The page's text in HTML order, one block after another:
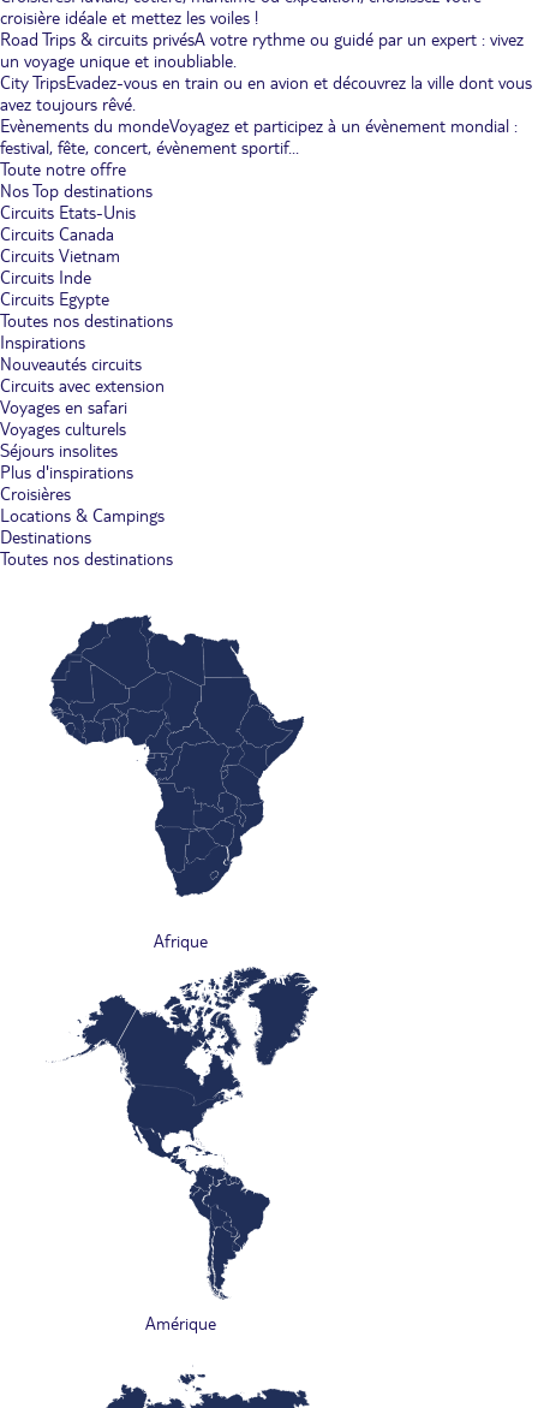
croisière idéale et mettez les voiles !
Road Trips & circuits privésA votre rythme ou guidé par un expert : vivez
un voyage unique et inoubliable.
City TripsEvadez-vous en train ou en avion et découvrez la ville dont vous
avez toujours rêvé.
Evènements du mondeVoyagez et participez à un évènement mondial :
festival, fête, concert, évènement sportif...
Toute notre offre
Nos Top destinations
Circuits Etats-Unis
Circuits Canada
Circuits Vietnam
Circuits Inde
Circuits Egypte
Toutes nos destinations
Inspirations
Nouveautés circuits
Circuits avec extension
Voyages en safari
Voyages culturels
Séjours insolites
Plus d'inspirations
Croisières
Locations & Campings
Destinations
Toutes nos destinations
Afrique
Amérique